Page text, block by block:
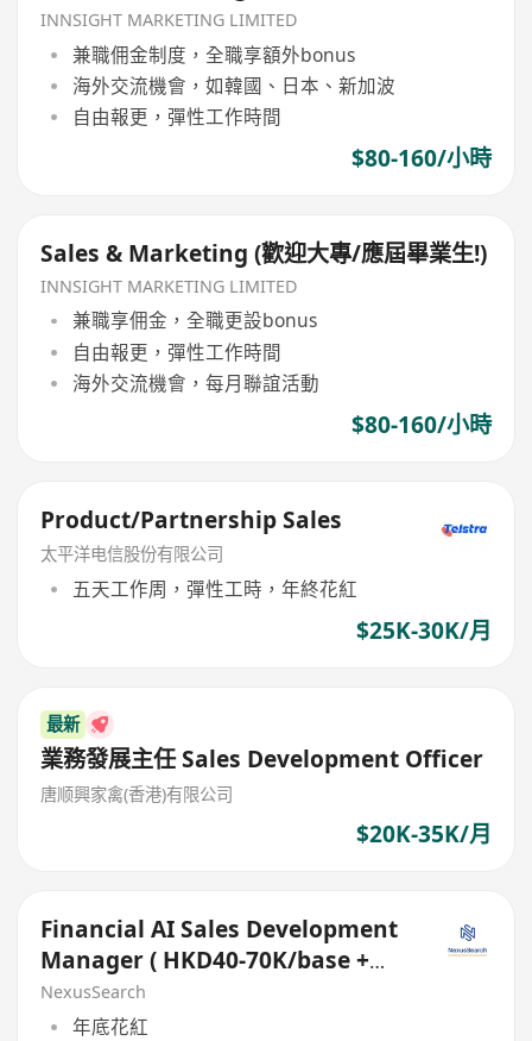
INNSIGHT MARKETING LIMITED
兼職佣金制度，全職享額外bonus
海外交流機會，如韓國、日本、新加波
自由報更，彈性工作時間
$80-160/小時
Sales & Marketing (歡迎大專/應屆畢業生!)
INNSIGHT MARKETING LIMITED
兼職享佣金，全職更設bonus
自由報更，彈性工作時間
海外交流機會，每月聯誼活動
$80-160/小時
Product/Partnership Sales
太平洋电信股份有限公司
五天工作周，彈性工時，年終花紅
$25K-30K/月
最新
業務發展主任 Sales Development Officer
唐顺興家禽(香港)有限公司
$20K-35K/月
Financial AI Sales Development
Manager ( HKD40-70K/base +
Commission)
NexusSearch
年底花紅